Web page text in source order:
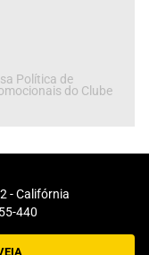
Política de
do Clube
- Califórnia
440